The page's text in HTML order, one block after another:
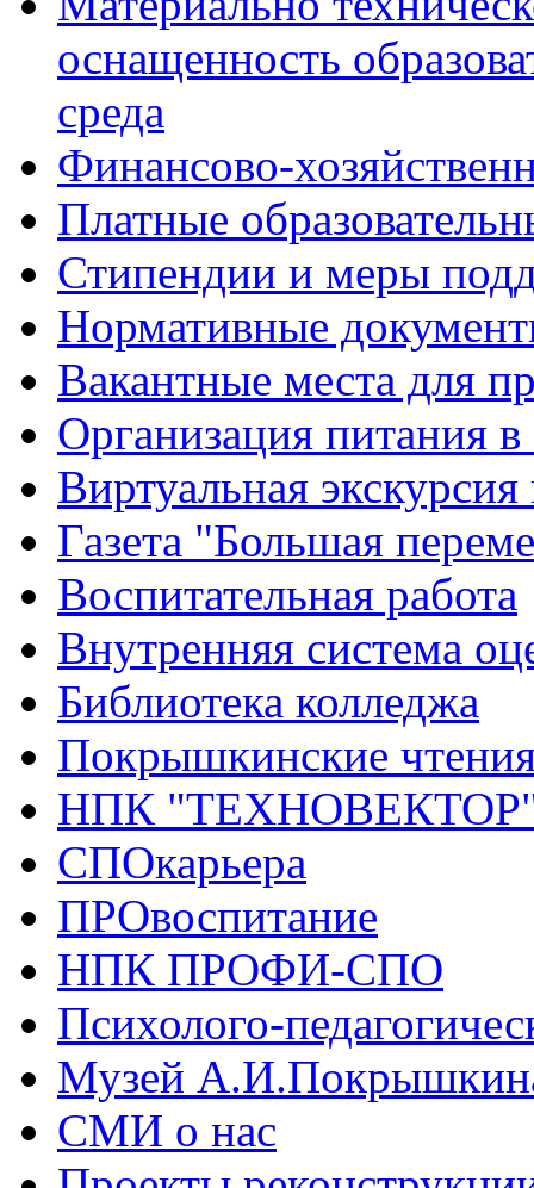
оснащенность
среда
Финансово-
Платные
Стипендии и меры
Нормативные
Вакантные места для
Организация питания в
Виртуальная
Газета "Большая
Воспитательная работа
Внутренняя система
Библиотека колледжа
Покрышкинские
НПК
СПОкарьера
ПРОвоспитание
НПК ПРОФИ-СПО
Психолого-
Музей
СМИ о нас